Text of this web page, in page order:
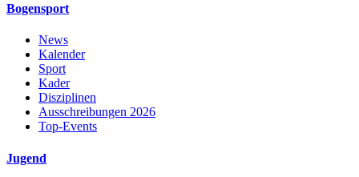
Bogensport
News
Kalender
Sport
Kader
Disziplinen
Ausschreibungen 2026
Top-Events
Jugend